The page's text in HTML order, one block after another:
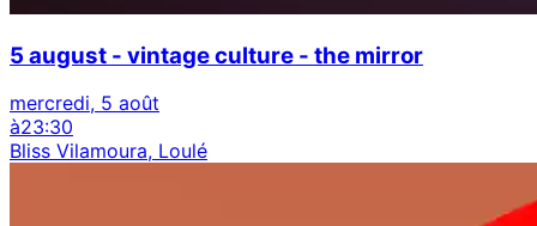
5 august - vintage culture - the mirror
mercredi, 5 août
à23:30
Bliss Vilamoura, Loulé